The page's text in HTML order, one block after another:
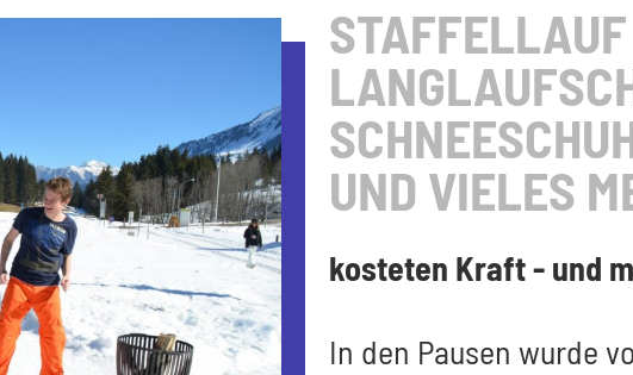
UND VIELES
kosteten Kraft - und
In den Pausen wurde